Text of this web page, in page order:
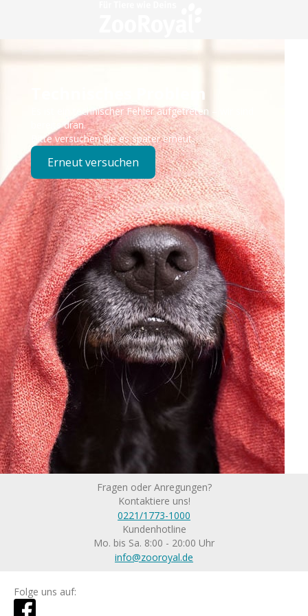
Technisches Problem
Es ist ein technischer Fehler aufgetreten – wir sind
bereits dran.
Bitte versuchen Sie es später erneut.
Erneut versuchen
Fragen oder Anregungen?
Kontaktiere uns!
0221/1773-1000
Kundenhotline
Mo. bis Sa. 8:00 - 20:00 Uhr
info@zooroyal.de
Folge uns auf: